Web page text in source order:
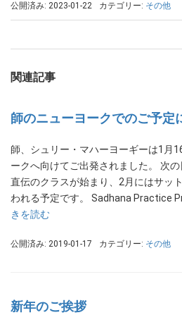
公開済み: 2023-01-22 カテゴリー: その他
関連記事
師のニューヨークでのご予定
師、シュリー・マハーヨーギーは1月
ークへ向けてご出発されました。 次
直伝のクラスが始まり、2月にはサッ
われる予定です。 Sadhana Practice
きを読む
公開済み: 2019-01-17 カテゴリー: その他
新年のご挨拶